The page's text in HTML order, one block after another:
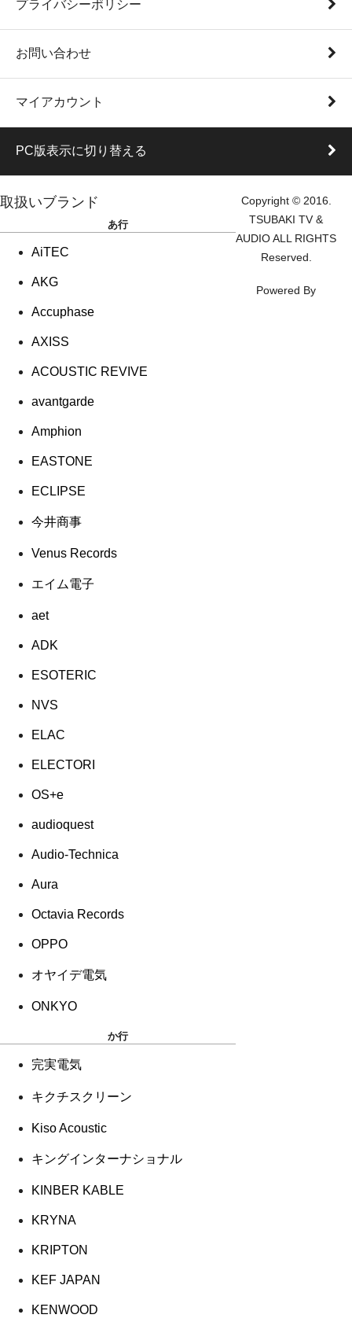
プライバシーポリシー
お問い合わせ
マイアカウント
PC版表示に切り替える
取扱いブランド
あ行
AiTEC
AKG
Accuphase
AXISS
ACOUSTIC REVIVE
avantgarde
Amphion
EASTONE
ECLIPSE
今井商事
Venus Records
エイム電子
aet
ADK
ESOTERIC
NVS
ELAC
ELECTORI
OS+e
audioquest
Audio-Technica
Aura
Octavia Records
OPPO
オヤイデ電気
ONKYO
か行
完実電気
キクチスクリーン
Kiso Acoustic
キングインターナショナル
KINBER KABLE
KRYNA
KRIPTON
KEF JAPAN
KENWOOD
Copyright © 2016.
TSUBAKI TV &
AUDIO ALL RIGHTS
Reserved.
Powered By